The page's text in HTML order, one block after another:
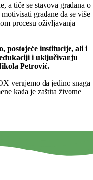
a tiče se stavova građana o
građane da se više
procesu oživljavanja
postojeće institucije, ali i
i uključivanju
Petrović.
verujemo da jedino snaga
kada je zaštita životne